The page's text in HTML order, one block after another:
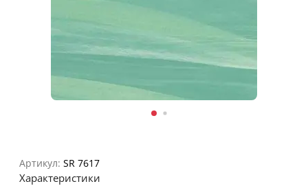
Артикул: SR 7617
Характеристики